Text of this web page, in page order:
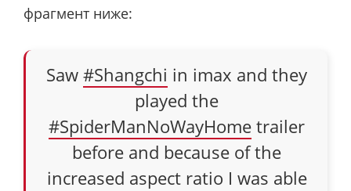
фрагмент ниже:
Saw #Shangchi in imax and they
played the
#SpiderManNoWayHome trailer
before and because of the
increased aspect ratio I was able